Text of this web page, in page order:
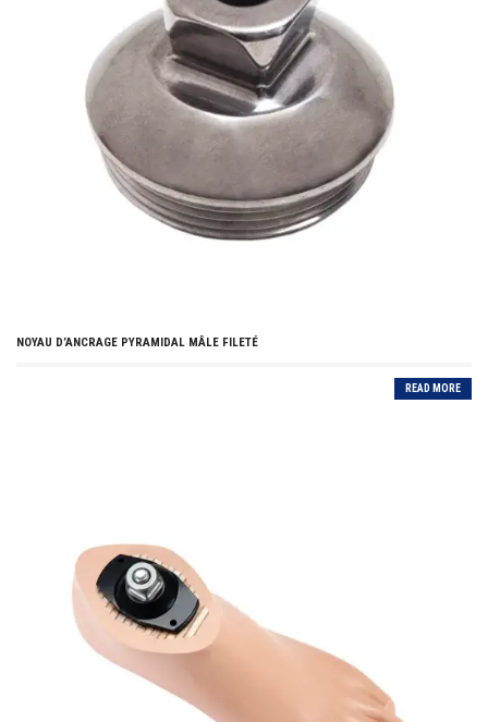
NOYAU D’ANCRAGE PYRAMIDAL MÂLE FILETÉ
READ MORE